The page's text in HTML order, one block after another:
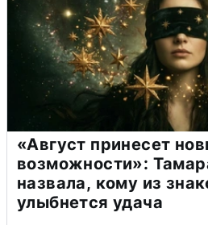
«Август принесет
возможности»:
назвала, кому из
улыбнется удача